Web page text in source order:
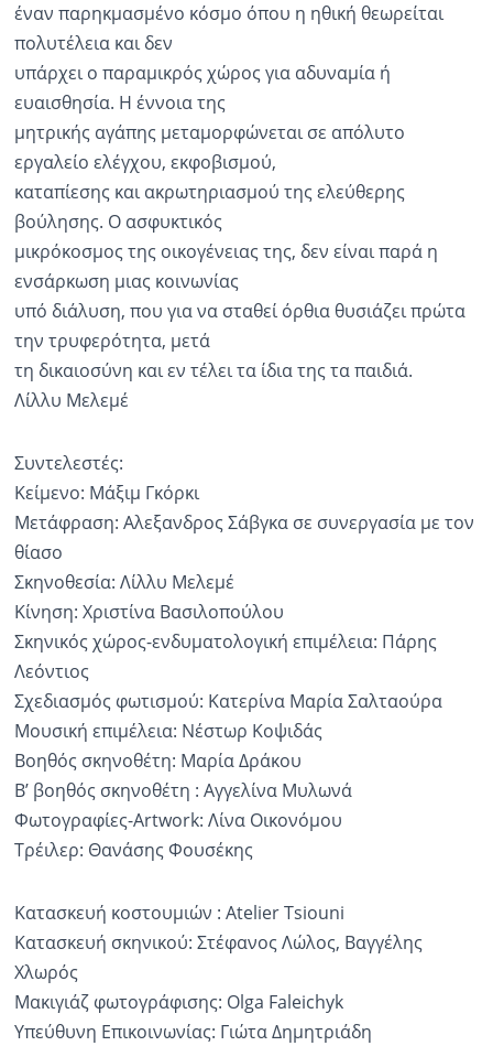
έναν παρηκμασμένο κόσμο όπου η ηθική θεωρείται
πολυτέλεια και δεν
υπάρχει ο παραμικρός χώρος για αδυναμία ή
ευαισθησία. Η έννοια της
μητρικής αγάπης μεταμορφώνεται σε απόλυτο
εργαλείο ελέγχου, εκφοβισμού,
καταπίεσης και ακρωτηριασμού της ελεύθερης
βούλησης. Ο ασφυκτικός
μικρόκοσμος της οικογένειας της, δεν είναι παρά η
ενσάρκωση μιας κοινωνίας
υπό διάλυση, που για να σταθεί όρθια θυσιάζει πρώτα
την τρυφερότητα, μετά
τη δικαιοσύνη και εν τέλει τα ίδια της τα παιδιά.
Λίλλυ Μελεμέ
Συντελεστές:
Κείμενο: Μάξιμ Γκόρκι
Μετάφραση: Αλεξανδρος Σάβγκα σε συνεργασία με τον
θίασο
Σκηνοθεσία: Λίλλυ Μελεμέ
Κίνηση: Χριστίνα Βασιλοπούλου
Σκηνικός χώρος-ενδυματολογική επιμέλεια: Πάρης
Λεόντιος
Σχεδιασμός φωτισμού: Κατερίνα Μαρία Σαλταούρα
Μουσική επιμέλεια: Νέστωρ Κοψιδάς
Βοηθός σκηνοθέτη: Μαρία Δράκου
Β’ βοηθός σκηνοθέτη : Αγγελίνα Μυλωνά
Φωτογραφίες-Artwork: Λίνα Οικονόμου
Τρέιλερ: Θανάσης Φουσέκης
Κατασκευή κοστουμιών : Atelier Tsiouni
Κατασκευή σκηνικού: Στέφανος Λώλος, Βαγγέλης
Χλωρός
Μακιγιάζ φωτογράφισης: Olga Faleichyk
Υπεύθυνη Επικοινωνίας: Γιώτα Δημητριάδη